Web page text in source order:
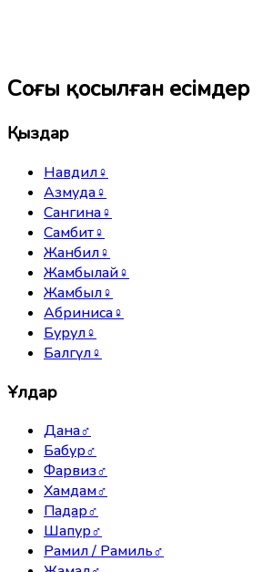
Соңғы қосылған есімдер
Қыздар
Навдил♀
Азмуда♀
Сангина♀
Самбит♀
Жанбил♀
Жамбылай♀
Жамбыл♀
Абриниса♀
Бурул♀
Балгүл♀
Ұлдар
Дана♂
Бабур♂
Фарвиз♂
Хамдам♂
Падар♂
Шапур♂
Рамил / Рамиль♂